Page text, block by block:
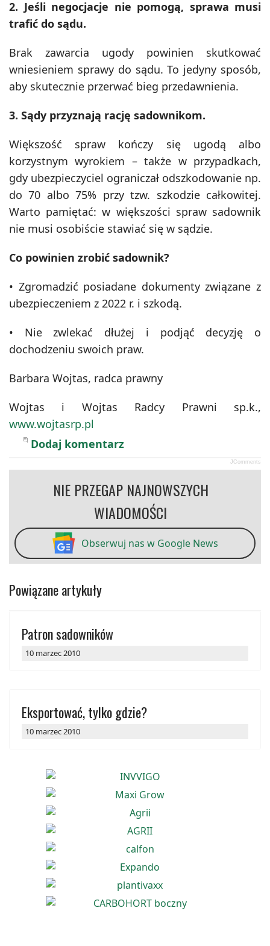
2. Jeśli negocjacje nie pomogą, sprawa musi
trafić do sądu.
Brak zawarcia ugody powinien skutkować
wniesieniem sprawy do sądu. To jedyny sposób,
aby skutecznie przerwać bieg przedawnienia.
3. Sądy przyznają rację sadownikom.
Większość spraw kończy się ugodą albo
korzystnym wyrokiem – także w przypadkach,
gdy ubezpieczyciel ograniczał odszkodowanie np.
do 70 albo 75% przy tzw. szkodzie całkowitej.
Warto pamiętać: w większości spraw sadownik
nie musi osobiście stawiać się w sądzie.
Co powinien zrobić sadownik?
• Zgromadzić posiadane dokumenty związane z
ubezpieczeniem z 2022 r. i szkodą.
• Nie zwlekać dłużej i podjąć decyzję o
dochodzeniu swoich praw.
Barbara Wojtas, radca prawny
Wojtas i Wojtas Radcy Prawni sp.k.,
www.wojtasrp.pl
Dodaj komentarz
JComments
NIE PRZEGAP NAJNOWSZYCH
WIADOMOŚCI
Obserwuj nas w Google News
Powiązane artykuły
Patron sadowników
10 marzec 2010
Eksportować, tylko gdzie?
10 marzec 2010